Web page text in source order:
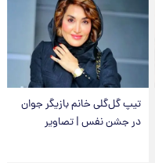
تیپ گل‌گلی خانم بازیگر جوان
در جشن نفس | تصاویر